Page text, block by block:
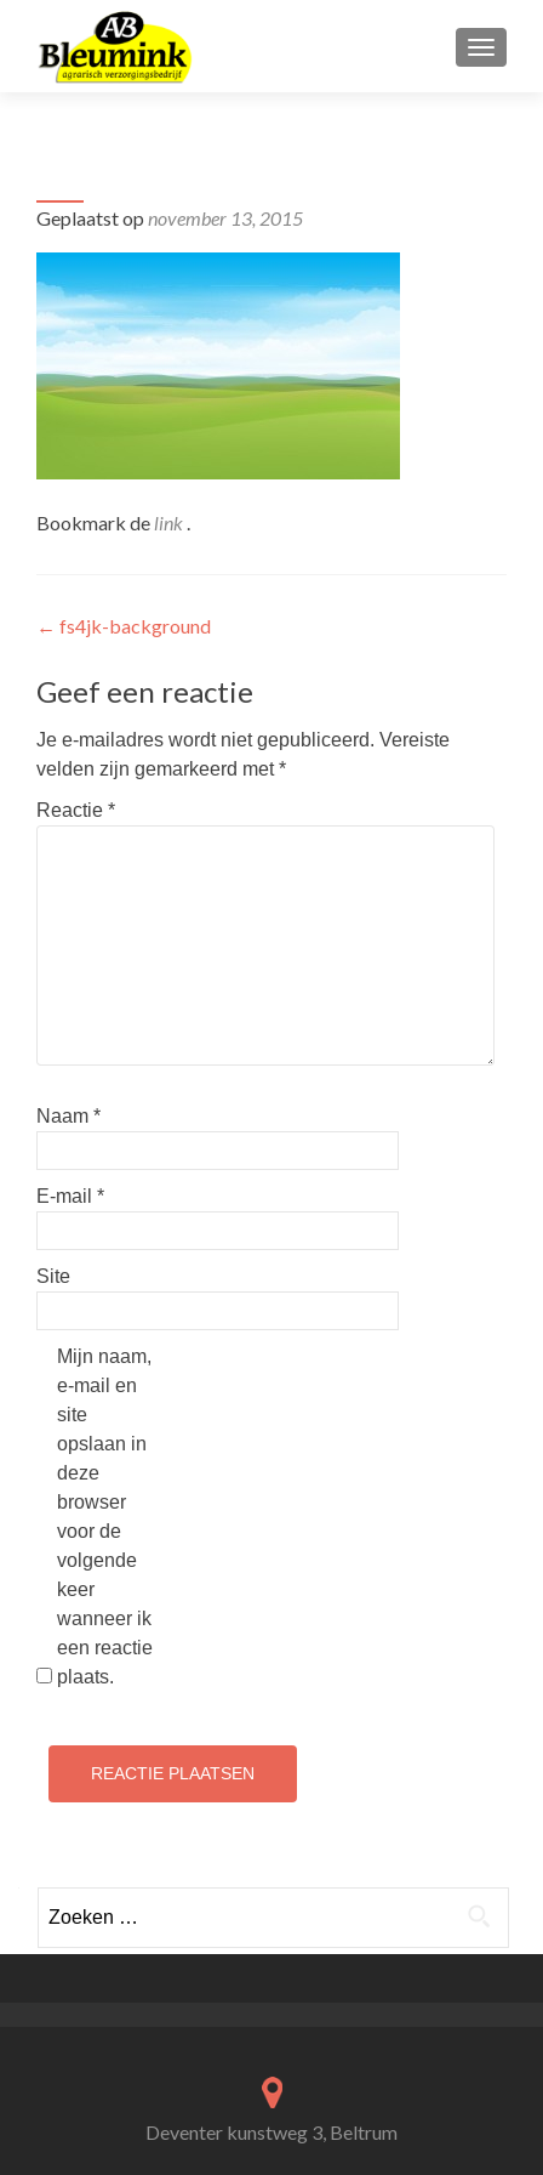
Geplaatst op november 13, 2015
Bookmark de link .
Berichtnavigatie
← fs4jk-background
Geef een reactie
Je e-mailadres wordt niet gepubliceerd. Vereiste
velden zijn gemarkeerd met*
Reactie *
Naam *
E-mail *
Site
Mijn naam,
e-mail en
site
opslaan in
deze
browser
voor de
volgende
keer
wanneer ik
een reactie
plaats.
naar:
Deventer kunstweg 3, Beltrum